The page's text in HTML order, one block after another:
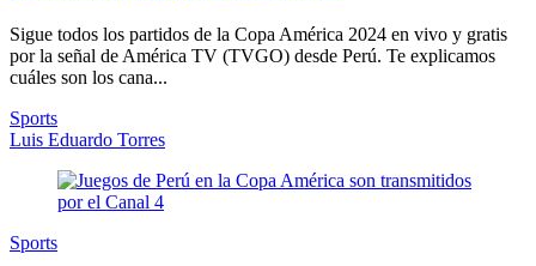
Sigue todos los partidos de la Copa América 2024 en vivo y gratis
por la señal de América TV (TVGO) desde Perú. Te explicamos
cuáles son los cana...
Sports
Luis Eduardo Torres
Sports